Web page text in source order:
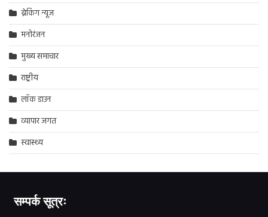
ब्रेकिंग न्यूज़
मनोरंजन
मुख्य समाचार
राष्ट्रीय
लॉक डाउन
व्यापार जगत
स्वास्थ्य
सम्पर्क सूत्रः